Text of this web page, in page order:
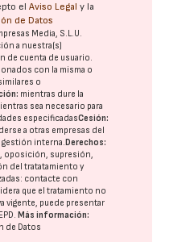
elAviso Legal y la
de Datos
Media, S.L.U.
a nuestra(s)
de cuenta de usuario.
con la misma o
o
mientras dure la
sea necesario para
especificadasCesión:
a otras empresas del
interna. Derechos:
oposición, supresión,
del tratatamiento y
contacte con
que el tratamiento no
vigente, puede presentar
. Más información:
de Datos